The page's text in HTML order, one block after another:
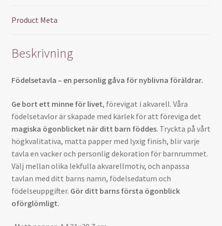
Product Meta
Beskrivning
Födelsetavla – en personlig gåva för nyblivna föräldrar.
Ge bort ett minne för livet, förevigat i akvarell. Våra
födelsetavlor är skapade med kärlek för att föreviga det
magiska ögonblicket när ditt barn föddes. Tryckta på vårt
högkvalitativa, matta papper med lyxig finish, blir varje
tavla en vacker och personlig dekoration för barnrummet.
Välj mellan olika lekfulla akvarellmotiv, och anpassa
tavlan med ditt barns namn, födelsedatum och
födelseuppgifter. Gör ditt barns första ögonblick
oförglömligt.